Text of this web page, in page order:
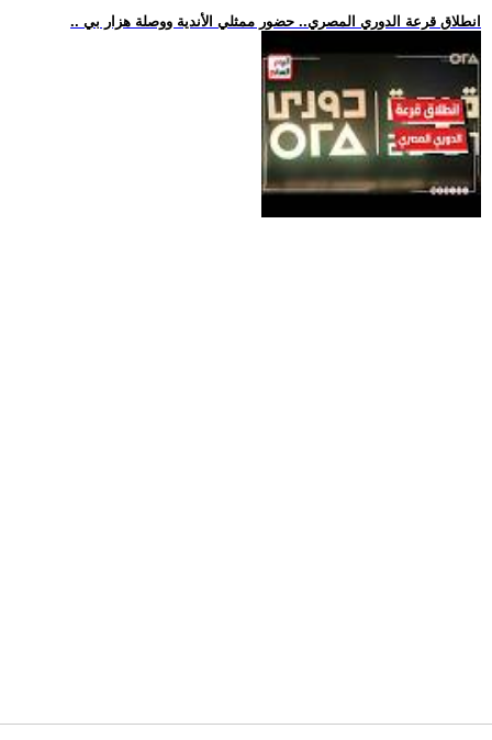
.. انطلاق قرعة الدوري المصري.. حضور ممثلي الأندية ووصلة هزار بي